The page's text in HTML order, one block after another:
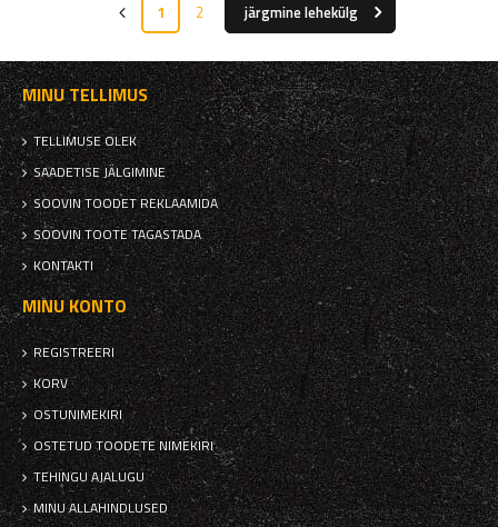
1 2 järgmine lehekülg
MINU TELLIMUS
TELLIMUSE OLEK
SAADETISE JÄLGIMINE
SOOVIN TOODET REKLAAMIDA
SOOVIN TOOTE TAGASTADA
KONTAKTI
MINU KONTO
REGISTREERI
KORV
OSTUNIMEKIRI
OSTETUD TOODETE NIMEKIRI
TEHINGU AJALUGU
MINU ALLAHINDLUSED